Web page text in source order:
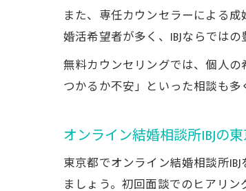
また、専任カウンセラーによる
婚活希望者が多く、IBJならでは
無料カウンセリングでは、個人
つかるか不安」といった相談も
オンライン結婚相談所IBJの
東京都でオンライン結婚相談所
ましょう。初回面談でのヒアリ